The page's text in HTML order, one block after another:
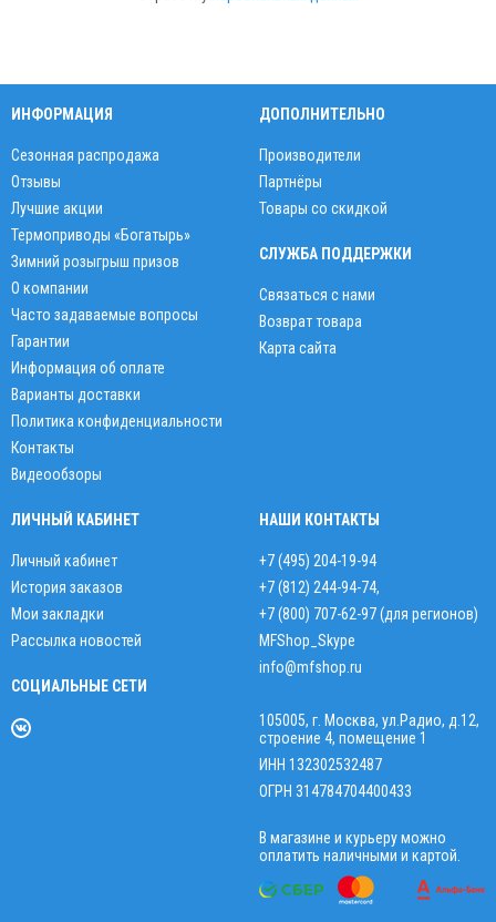
ИНФОРМАЦИЯ
Сезонная распродажа
Отзывы
Лучшие акции
Термоприводы «Богатырь»
Зимний розыгрыш призов
О компании
Часто задаваемые вопросы
Гарантии
Информация об оплате
Варианты доставки
Политика конфиденциальности
Контакты
Видеообзоры
ДОПОЛНИТЕЛЬНО
Производители
Партнёры
Товары со скидкой
СЛУЖБА ПОДДЕРЖКИ
Связаться с нами
Возврат товара
Карта сайта
ЛИЧНЫЙ КАБИНЕТ
Личный кабинет
История заказов
Мои закладки
Рассылка новостей
СОЦИАЛЬНЫЕ СЕТИ
НАШИ КОНТАКТЫ
+7 (495) 204-19-94
+7 (812) 244-94-74,
+7 (800) 707-62-97 (для регионов)
MFShop_Skype
info@mfshop.ru
105005, г. Москва, ул.Радио, д.12,
строение 4, помещение 1
ИНН 132302532487
ОГРН 314784704400433
В магазине и курьеру можно
оплатить наличными и картой.